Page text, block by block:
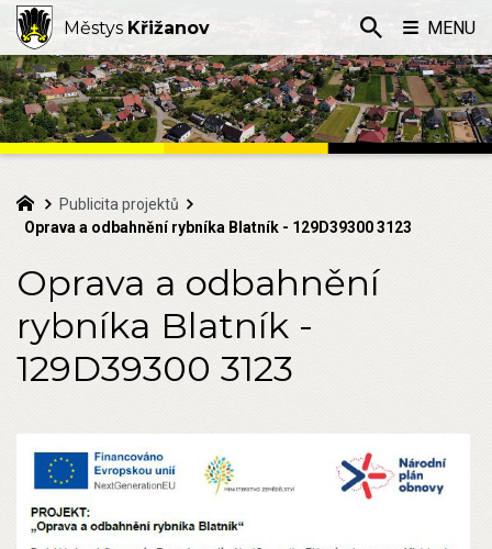
Publicita projektů
Oprava a odbahnění rybníka Blatník - 129D39300 3123
Oprava a odbahnění
rybníka Blatník -
129D39300 3123
Městys Křižanov MENU